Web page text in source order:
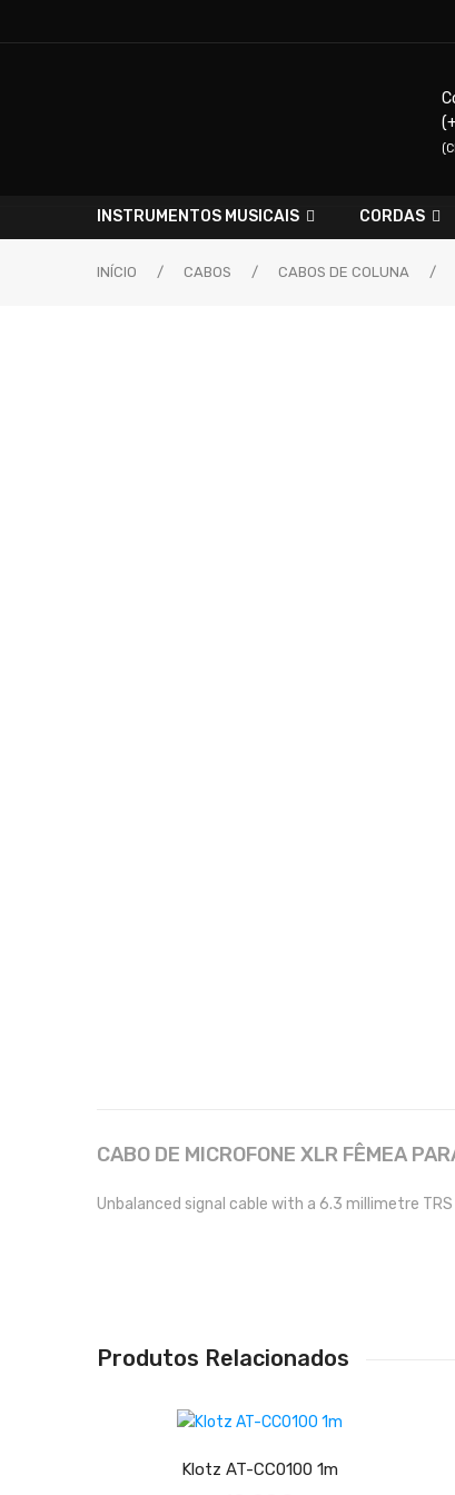
INSTRUMENTOS MUSICAIS CORDAS
INÍCIO / CABOS / CABOS DE COLUNA /
CABO DE MICROFONE XLR FÊMEA
Unbalanced signal cable with a 6.3 millimetre
Produtos Relacionados
Klotz AT-CC0100 1m